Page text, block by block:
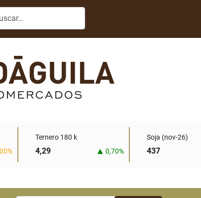
Ternero 180 k
4,29 0,70%
Soja (nov-26)
437